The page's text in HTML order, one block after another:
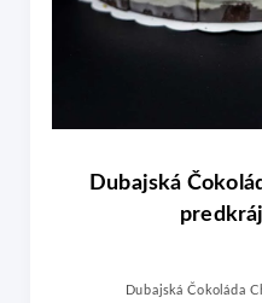
Dubajská
Dubajská Čokoláda